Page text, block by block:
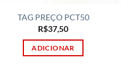
TAG PREÇO PCT50
R$37,50
ADICIONAR